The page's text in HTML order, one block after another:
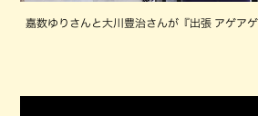
嘉数ゆりさんと大川豊治さんが『出張 アゲア